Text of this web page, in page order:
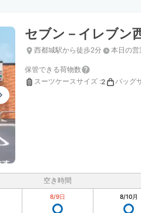
セブン－イレブン
西都城駅から徒歩2分 本日の営
保管できる荷物数
スーツケースサイズ :2 バッグ
空き時間
8/9日 8/10月